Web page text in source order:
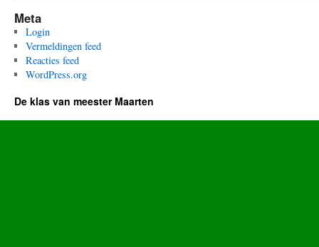
Meta
Login
Vermeldingen feed
Reacties feed
WordPress.org
De klas van meester Maarten